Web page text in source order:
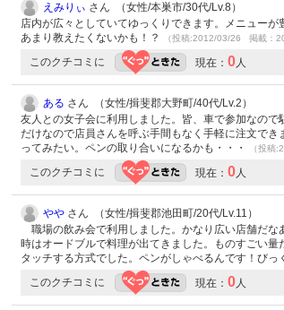
えみりぃ さん （女性/本巣市/30代/Lv.8）
店内が広々としていてゆっくりできます。メニュー
あまり教えたくないかも！？
（投稿:2012/03/26 掲載：
このクチコミに 現在： 0人
ある さん （女性/揖斐郡大野町/40代/Lv.2）
友人との女子会に利用しました。皆、車で参加なの
だけなので店員さんを呼ぶ手間もなく手軽に注文で
ってみたい。ペンの取り合いになるかも・・・
（投稿
このクチコミに 現在： 0人
やや さん （女性/揖斐郡池田町/20代/Lv.11）
職場の飲み会で利用しました。かなり広い店舗だな
時はオードブルで料理が出てきました。ものすごい
タッチする方式でした。ペンがしゃべるんです！びっ
このクチコミに 現在： 0人